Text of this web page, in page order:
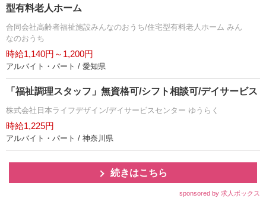
型有料老人ホーム
合同会社高齢者福祉施設みんなのおうち/住宅型有料老人ホーム みん
なのおうち
時給1,140円～1,200円
アルバイト・パート / 愛知県
「福祉調理スタッフ」無資格可/シフト相談可/デイサービス
株式会社日本ライフデザイン/デイサービスセンター ゆうらく
時給1,225円
アルバイト・パート / 神奈川県
続きはこちら
sponsored by 求人ボックス